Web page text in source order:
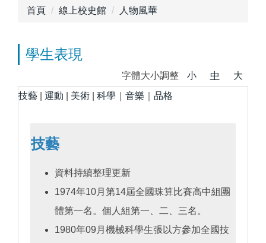
首頁 線上校史館 人物風華
學生表現
字體大小調整 小 中
大
技藝
運動 美術 科學 音樂 品格
技藝
資料持續整理更新
1974年10月第14屆全國珠算比賽高中組團
體第一名。個人組第一、二、三名。
1980年09月機械科學生張以方參加全國技